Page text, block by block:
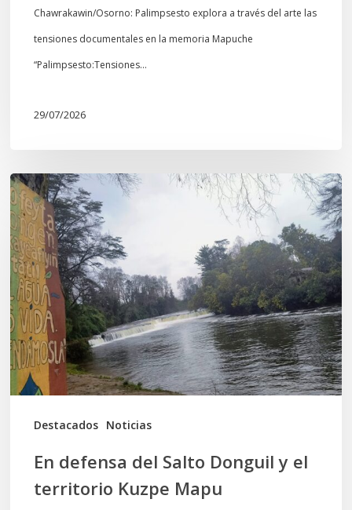
Chawrakawin/Osorno: Palimpsesto explora a través del arte las
tensiones documentales en la memoria Mapuche
“Palimpsesto:Tensiones…
29/07/2026
Destacados Noticias
En
defensa
del
Salto
Donguil
y
el
territorio
Kuzpe
Mapu
En defensa del Salto Donguil y el
territorio Kuzpe Mapu